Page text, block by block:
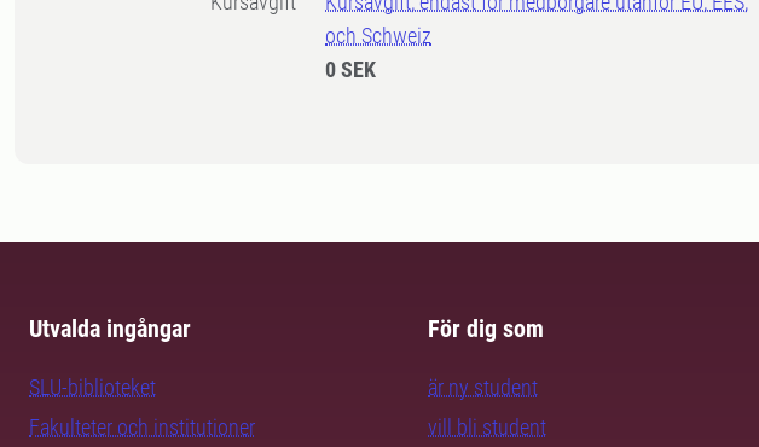
och Schweiz
0 SEK
Utvalda ingångar
SLU-biblioteket
Fakulteter och institutioner
För dig som
är ny student
vill bli student